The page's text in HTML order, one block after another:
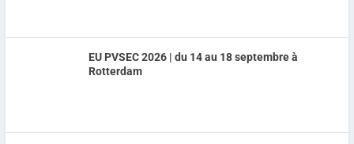
EU PVSEC 2026 | du 14 au 18 septembre à
Rotterdam